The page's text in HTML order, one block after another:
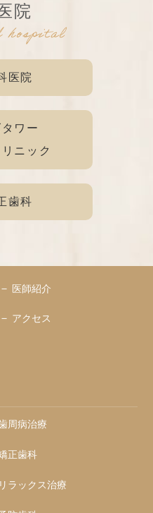
院
医院
ワー
ニック
歯科
医師紹介
アクセス
周病治療
正歯科
リラックス治療